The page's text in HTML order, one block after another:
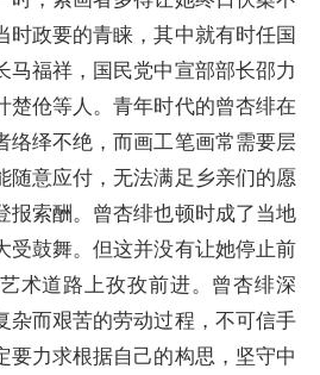
时政要的青睐，其中就有时任国
马福祥，国民党中宣部部长邵力
楚伧等人。青年时代的曾杏绯在
络绎不绝，而画工笔画常需要层
随意应付，无法满足乡亲们的愿
报索酬。曾杏绯也顿时成了当地
受鼓舞。但这并没有让她停止前
术道路上孜孜前进。曾杏绯深
杂而艰苦的劳动过程，不可信手
要力求根据自己的构思，坚守中